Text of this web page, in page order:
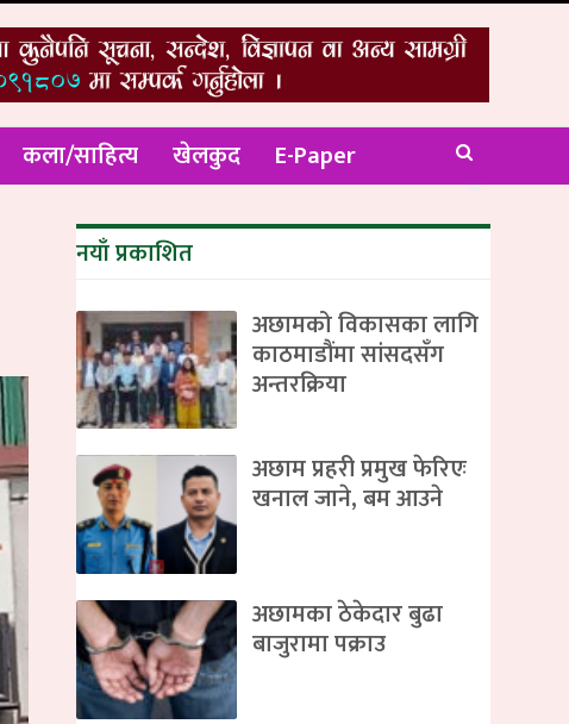
कला/साहित्य खेलकुद E-Paper
नयाँ प्रकाशित
अछामको विकासका लागि
काठमाडौंमा सांसदसँग
अन्तरक्रिया
अछाम प्रहरी प्रमुख फेरिएः
खनाल जाने, बम आउने
अछामका ठेकेदार बुढा
बाजुरामा पक्राउ